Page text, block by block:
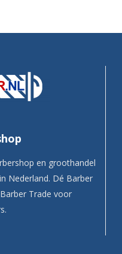
en groothandel
Nederland. Dé Barber
Trade voor